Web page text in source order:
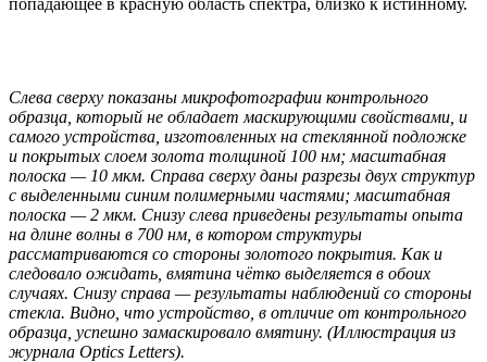
Слева сверху показаны микрофотографии контрольного
образца, который не обладает маскирующими свойствами, и
самого устройства, изготовленных на стеклянной подложке
и покрытых слоем золота толщиной 100 нм; масштабная
полоска — 10 мкм. Справа сверху даны разрезы двух структур
с выделенными синим полимерными частями; масштабная
полоска — 2 мкм. Снизу слева приведены результаты опыта
на длине волны в 700 нм, в котором структуры
рассматриваются со стороны золотого покрытия. Как и
следовало ожидать, вмятина чётко выделяется в обоих
случаях. Снизу справа — результаты наблюдений со стороны
стекла. Видно, что устройство, в отличие от контрольного
образца, успешно замаскировало вмятину. (Иллюстрация из
журнала Optics Letters).